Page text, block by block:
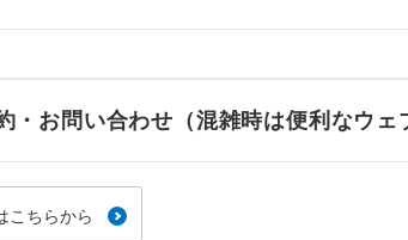
・お問い合わせ（混雑時は便利なウェ
こちらから
航空会社指定
す。
ホテル指定